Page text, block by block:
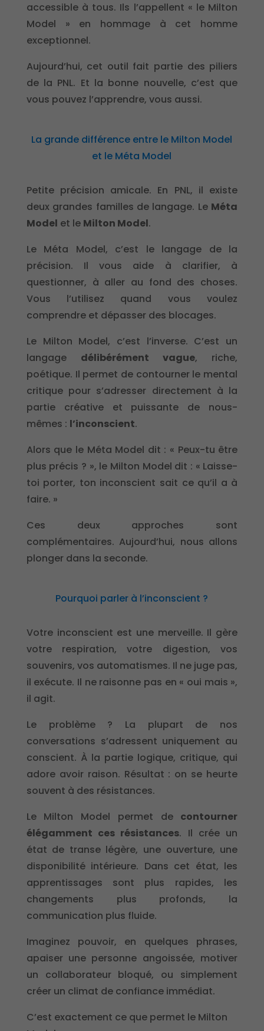
accessible à tous. Ils l’appellent « le Milton
Model » en hommage à cet homme
exceptionnel.
Aujourd’hui, cet outil fait partie des piliers
de la PNL. Et la bonne nouvelle, c’est que
vous pouvez l’apprendre, vous aussi.
La grande différence entre le Milton Model
et le Méta Model
Petite précision amicale. En PNL, il existe
deux grandes familles de langage. Le Méta
Model et le Milton Model.
Le Méta Model, c’est le langage de la
précision. Il vous aide à clarifier, à
questionner, à aller au fond des choses.
Vous l’utilisez quand vous voulez
comprendre et dépasser des blocages.
Le Milton Model, c’est l’inverse. C’est un
langage délibérément vague, riche,
poétique. Il permet de contourner le mental
critique pour s’adresser directement à la
partie créative et puissante de nous-
mêmes : l’inconscient.
Alors que le Méta Model dit : « Peux-tu être
plus précis ? », le Milton Model dit : « Laisse-
toi porter, ton inconscient sait ce qu’il a à
faire. »
Ces deux approches sont
complémentaires. Aujourd’hui, nous allons
plonger dans la seconde.
Pourquoi parler à l’inconscient ?
Votre inconscient est une merveille. Il gère
votre respiration, votre digestion, vos
souvenirs, vos automatismes. Il ne juge pas,
il exécute. Il ne raisonne pas en « oui mais »,
il agit.
Le problème ? La plupart de nos
conversations s’adressent uniquement au
conscient. À la partie logique, critique, qui
adore avoir raison. Résultat : on se heurte
souvent à des résistances.
Le Milton Model permet de contourner
élégamment ces résistances. Il crée un
état de transe légère, une ouverture, une
disponibilité intérieure. Dans cet état, les
apprentissages sont plus rapides, les
changements plus profonds, la
communication plus fluide.
Imaginez pouvoir, en quelques phrases,
apaiser une personne angoissée, motiver
un collaborateur bloqué, ou simplement
créer un climat de confiance immédiat.
C’est exactement ce que permet le Milton